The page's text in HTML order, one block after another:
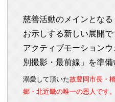
慈善活動のメインとなる
お示しする新しい展開で
アクティブモーション
別撮影・最前線」を準備
溺愛して頂いた故豊岡市長・
郷・北近畿の唯一の恩人です。